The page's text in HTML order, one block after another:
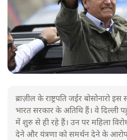
ब्राज़ील के राष्ट्रपति जईर बोसोनारो
भारत सरकार के अतिथि हैं। वे दिल्ली
में शुरु से ही रहे हैं। उन पर महिला
देने और यंत्रणा को समर्थन देने के